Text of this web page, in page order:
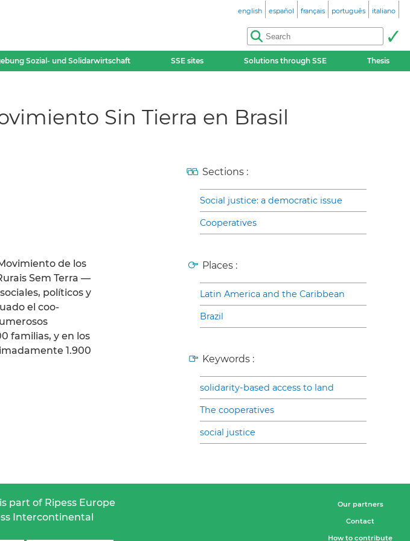
english español français português italiano
Sozial- und Solidarwirtschaft SSE sites Solutions through SSE Thesis
Sin Tierra en Brasil
de los
Sem Terra —
políticos y
el coo-
familias, y en los
1.900
Sections :
Social justice: a democratic issue
Cooperatives
Places :
Latin America and the Caribbean
Brazil
Keywords :
solidarity-based access to land
The cooperatives
social justice
part of Ripess Europe
Intercontinental
Our partners
Contact
How to contribute